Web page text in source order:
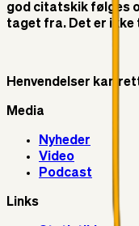
god citatskik følges
taget fra. Det er ikke
Henvendelser kan
Media
Nyheder
Video
Podcast
Links